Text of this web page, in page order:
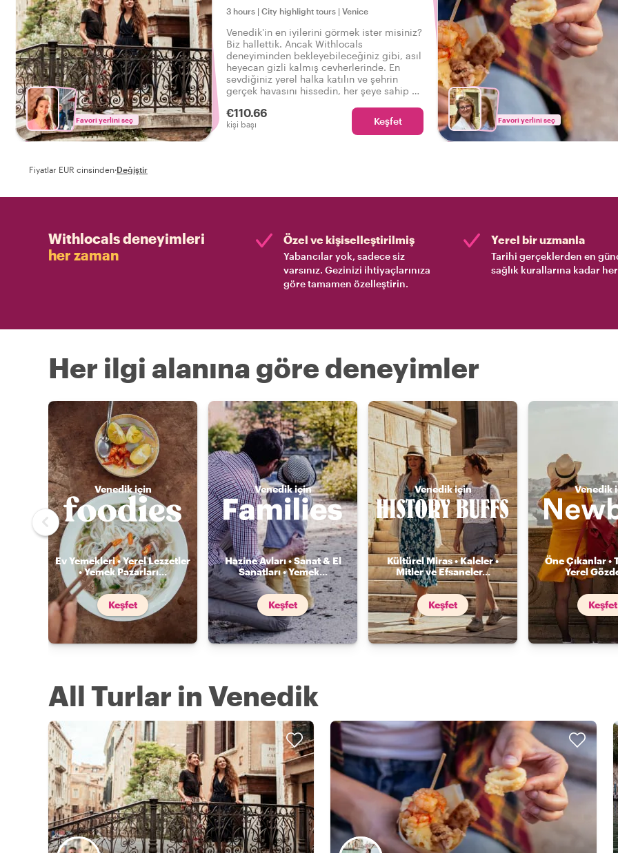
Favori yerlini seç
3 hours | City highlight tours | Venice
Venedik'in en iyilerini görmek ister misiniz?
Biz hallettik. Ancak Withlocals
deneyiminden bekleyebileceğiniz gibi, asıl
heyecan gizli kalmış cevherlerinde. En
sevdiğiniz yerel halka katılın ve şehrin
gerçek havasını hissedin, her şeye sahip bu
Gerçek Venedik'i deneyimledim!
€110.66
kişi başı Keşfet Favori yerlini seç
Fiyatlar EUR cinsinden·Değiştir
Withlocals deneyimleri
her zaman
Özel ve kişiselleştirilmiş
Yabancılar yok, sadece siz
varsınız. Gezinizi ihtiyaçlarınıza
göre tamamen özelleştirin.
Yerel bir uzmanla
Tarihi gerçeklerden en
sağlık kurallarına kadar
Her ilgi alanına göre deneyimler
Venedik için
Ev Yemekleri • Yerel Lezzetler
• Yemek Pazarları...
Keşfet
Venedik için
Hazine Avları • Sanat & El
Sanatları • Yemek...
Keşfet
Venedik için
Kültürel Miras • Kaleler •
Mitler ve Efsaneler...
Keşfet
Venedik
Öne Çıkanlar •
Yerel
Keşfet
All Turlar in Venedik